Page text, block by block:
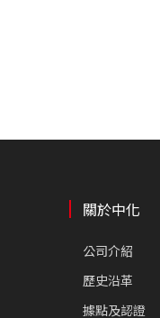
關於中化
公司介紹
歷史沿革
據點及認證